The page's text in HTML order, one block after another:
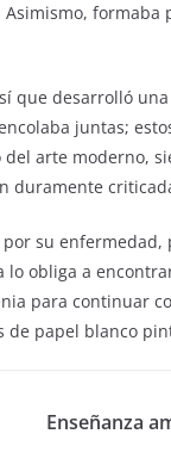
formaba
que desarrolló
juntas;
arte moderno,
duramente
su
obliga a
para continuar
papel blanco
Enseñanza